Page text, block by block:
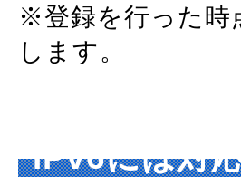
※登録を行った時
します。
IPv6には対